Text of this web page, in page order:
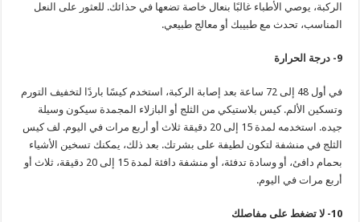
الركبة، يوصي الأطباء غالبًا بنعال خاصة تضعها في حذائك. للعثور على النعل
المناسب، تحدث مع طبيبك أو معالج طبيعي.
9- درجة الحرارة
في أول 48 إلى 72 ساعة بعد إصابة الركبة، استخدم كيسًا باردًا لتخفيف التورم
وتسكين الألم. كيس بلاستيكي من الثلج أو البازلاء المجمدة سيكون وسيلة
جيده. استخدمه لمدة 15 إلى 20 دقيقة ثلاث أو أربع مرات في اليوم. لف كيس
الثلج في منشفة لتكون لطيفة على بشرتك. بعد ذلك، يمكنك تسخين الأشياء
بحمام دافئ، أو وسادة تدفئة، أو منشفة دافئة لمدة 15 إلى 20 دقيقة، ثلاث أو
أربع مرات في اليوم.
10- لا تضغط على مفاصلك